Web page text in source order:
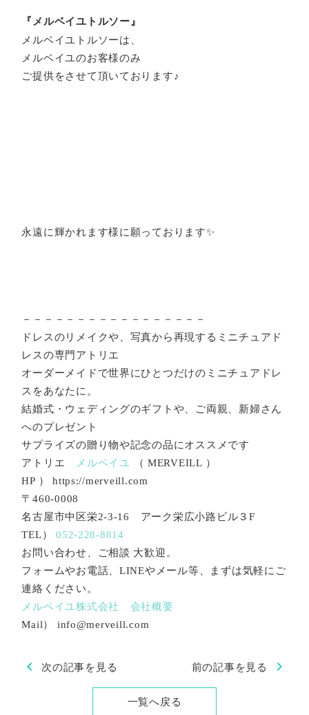
『メルベイユトルソー』
メルベイユトルソーは、
メルベイユのお客様のみ
ご提供をさせて頂いております♪
永遠に輝かれます様に願っております✨
－－－－－－－－－－－－－－－－－
ドレスのリメイクや、写真から再現するミニチュアド
レスの専門アトリエ
オーダーメイドで世界にひとつだけのミニチュアドレ
スをあなたに。
結婚式・ウェディングのギフトや、ご両親、新婦さん
へのプレゼント
サプライズの贈り物や記念の品にオススメです
アトリエ
メルベイユ
（ MERVEILL ）
HP ） https://merveill.com
〒460-0008
名古屋市中区栄2-3-16 アーク栄広小路ビル３F
TEL）052-228-8814
お問い合わせ、ご相談 大歓迎。
フォームやお電話、LINEやメール等、まずは気軽にご
連絡ください。
メルベイユ株式会社 会社概要
Mail） info@merveill.com
chevron_left 次の記事を見る 前の記事を見る chevron_right
一覧へ戻る